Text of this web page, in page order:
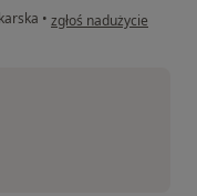
• w opinii użytkownika
zgłoś nadużycie